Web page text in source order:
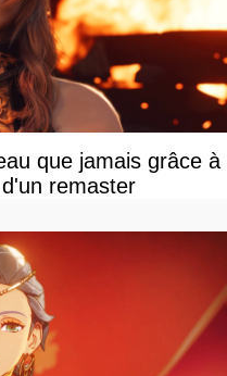
que jamais grâce à
remaster